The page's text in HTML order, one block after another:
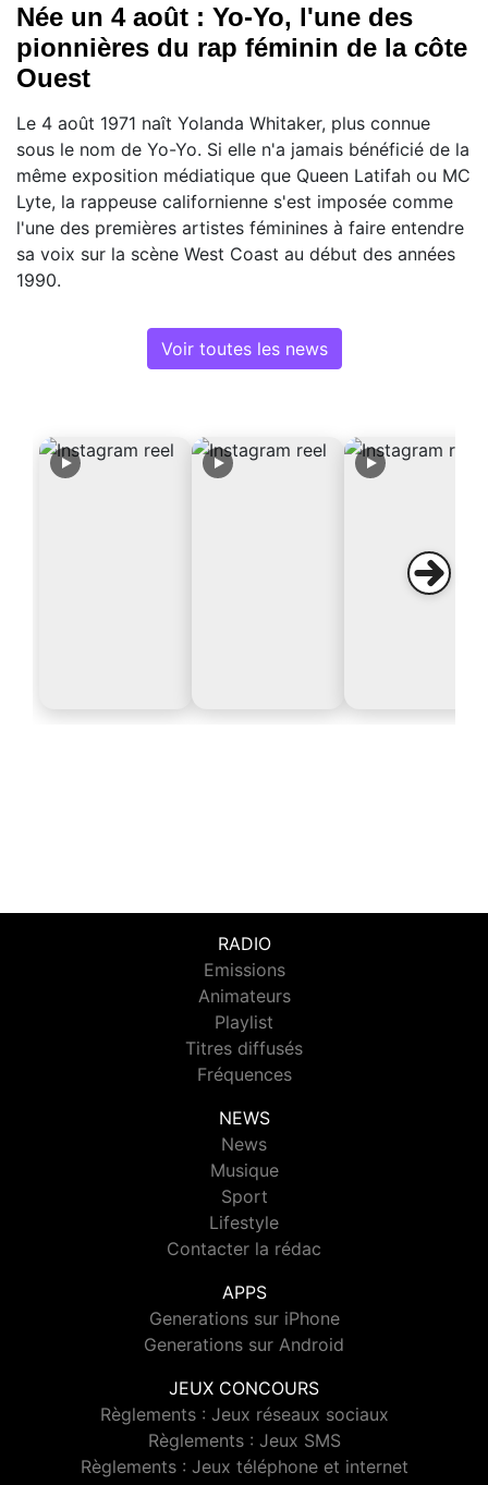
Née un 4 août : Yo-Yo, l'une des
pionnières du rap féminin de la côte
Ouest
Le 4 août 1971 naît Yolanda Whitaker, plus connue
sous le nom de Yo-Yo. Si elle n'a jamais bénéficié de la
même exposition médiatique que Queen Latifah ou MC
Lyte, la rappeuse californienne s'est imposée comme
l'une des premières artistes féminines à faire entendre
sa voix sur la scène West Coast au début des années
1990.
Voir toutes les news
RADIO
Emissions
Animateurs
Playlist
Titres diffusés
Fréquences
NEWS
News
Musique
Sport
Lifestyle
Contacter la rédac
APPS
Generations sur iPhone
Generations sur Android
JEUX CONCOURS
Règlements : Jeux réseaux sociaux
Règlements : Jeux SMS
Règlements : Jeux téléphone et internet